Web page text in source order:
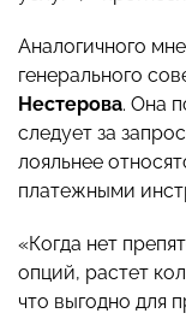
Аналогичного
генерального
Нестерова. Она
следует за
лояльнее
платежными
«Когда нет
опций, растет
что выгодно для